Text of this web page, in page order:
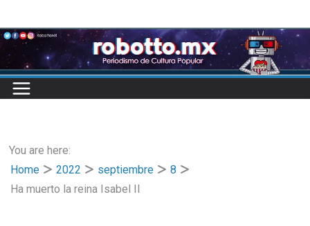
to
content
You are here:
Home
2022 septiembre
8
Ha muerto la reina Isabel II